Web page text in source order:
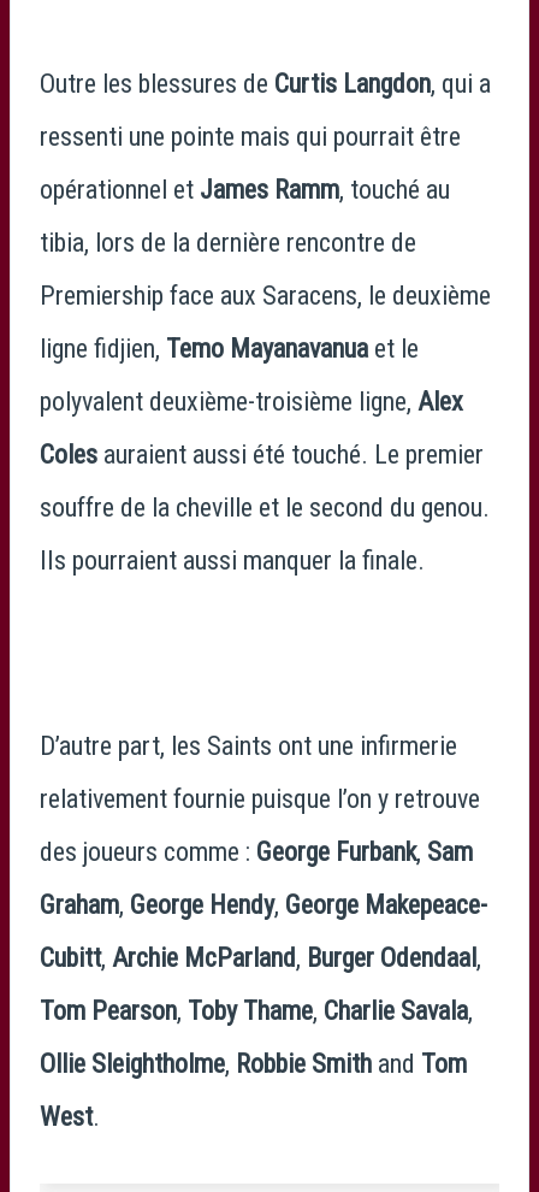
Outre les blessures de Curtis Langdon, qui a
ressenti une pointe mais qui pourrait être
opérationnel et James Ramm, touché au
tibia, lors de la dernière rencontre de
Premiership face aux Saracens, le deuxième
ligne fidjien, Temo Mayanavanua et le
polyvalent deuxième-troisième ligne, Alex
Coles auraient aussi été touché. Le premier
souffre de la cheville et le second du genou.
IIs pourraient aussi manquer la finale.
D’autre part, les Saints ont une infirmerie
relativement fournie puisque l’on y retrouve
des joueurs comme : George Furbank, Sam
Graham, George Hendy, George Makepeace-
Cubitt, Archie McParland, Burger Odendaal ,
Tom Pearson, Toby Thame, Charlie Savala,
Ollie Sleightholme, Robbie Smith and Tom
West.